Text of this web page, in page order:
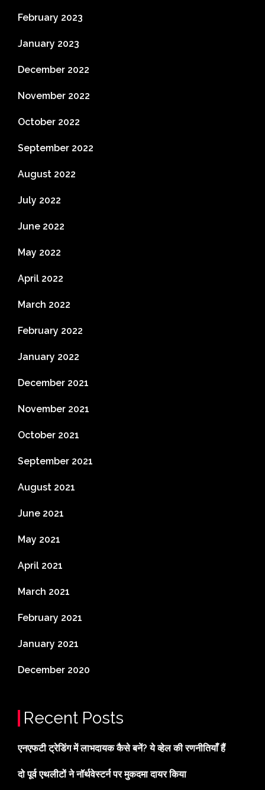
February 2023
January 2023
December 2022
November 2022
October 2022
September 2022
August 2022
July 2022
June 2022
May 2022
April 2022
March 2022
February 2022
January 2022
December 2021
November 2021
October 2021
September 2021
August 2021
June 2021
May 2021
April 2021
March 2021
February 2021
January 2021
December 2020
Recent Posts
एनएफटी ट्रेडिंग में लाभदायक कैसे बनें? ये व्हेल की रणनीतियाँ हैं
दो पूर्व एथलीटों ने नॉर्थवेस्टर्न पर मुकदमा दायर किया